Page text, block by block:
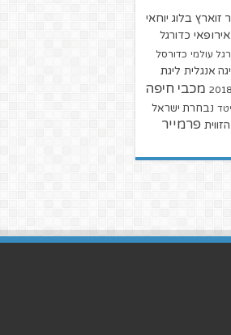
זוארץ בלוג יוחאי
כדורגל
עולמי כדורסל
אנגלית ליגת
מכבי חיפה
נבחרת ישראל
פרמייר